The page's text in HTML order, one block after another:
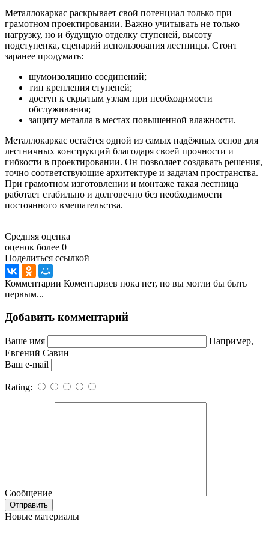
Металлокаркас раскрывает свой потенциал только при
грамотном проектировании. Важно учитывать не только
нагрузку, но и будущую отделку ступеней, высоту
подступенка, сценарий использования лестницы. Стоит
заранее продумать:
шумоизоляцию соединений;
тип крепления ступеней;
доступ к скрытым узлам при необходимости
обслуживания;
защиту металла в местах повышенной влажности.
Металлокаркас остаётся одной из самых надёжных основ для
лестничных конструкций благодаря своей прочности и
гибкости в проектировании. Он позволяет создавать решения,
точно соответствующие архитектуре и задачам пространства.
При грамотном изготовлении и монтаже такая лестница
работает стабильно и долговечно без необходимости
постоянного вмешательства.
Средняя оценка
оценок более 0
Поделиться ссылкой
Комментарии Коментариев пока нет, но вы могли бы быть
первым...
Добавить комментарий
Ваше имя
Например,
Евгений Савин
Ваш e-mail
Rating:
Сообщение
Новые материалы